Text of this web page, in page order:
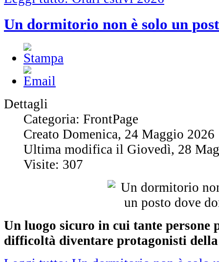
Un dormitorio non è solo un
Dettagli
Categoria: FrontPage
Creato Domenica, 24 Maggio 2026
Ultima modifica il Giovedì, 28
Visite: 307
Un luogo sicuro in cui tante persone
difficoltà diventare protagonisti